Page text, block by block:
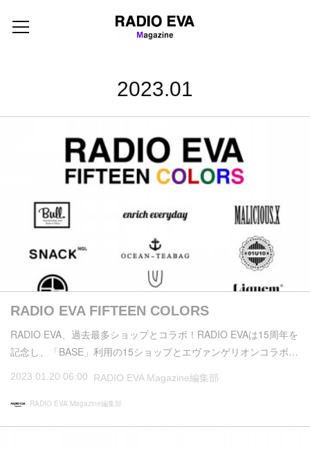
2023.01
RADIO EVA FIFTEEN COLORS
RADIO EVA、過去最多ショップとコラボ！RADIO EVAは15周年を
記念し、「BASE」利用の15ショップとエヴァンゲリオンコラボ…
2023.01.20 06:00 RADIO EVA Magazine編集部
RADIO EVA Magazine編集部